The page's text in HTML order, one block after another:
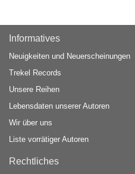
Informatives
Neuigkeiten und Neuerscheinungen
Trekel Records
Unsere Reihen
Lebensdaten unserer Autoren
Wir über uns
Liste vorrätiger Autoren
Rechtliches